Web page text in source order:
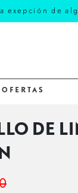
exepción de
OFERTAS
DE